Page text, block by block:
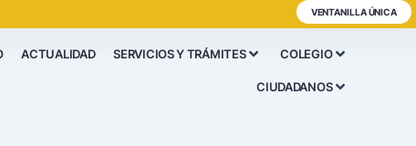
VENTANILLA ÚNICA
ACTUALIDAD SERVICIOS Y TRÁMITES COLEGIO
CIUDADANOS